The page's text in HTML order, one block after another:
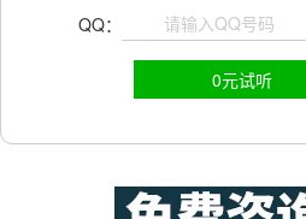
QQ：
0元试听